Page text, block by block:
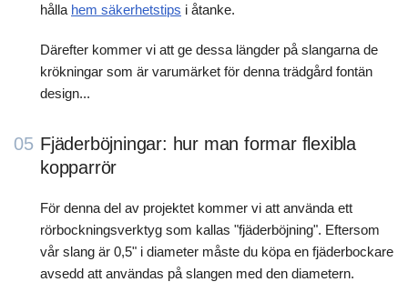
hålla hem säkerhetstips i åtanke.
Därefter kommer vi att ge dessa längder på slangarna de
krökningar som är varumärket för denna trädgård fontän
design...
05 Fjäderböjningar: hur man formar flexibla
kopparrör
För denna del av projektet kommer vi att använda ett
rörbockningsverktyg som kallas "fjäderböjning". Eftersom
vår slang är 0,5" i diameter måste du köpa en fjäderbockare
avsedd att användas på slangen med den diametern.